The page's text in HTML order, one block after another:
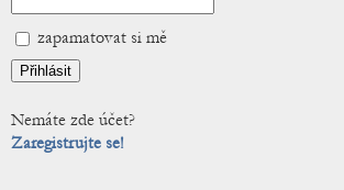
zapamatovat si mě
Nemáte zde účet?
Zaregistrujte se!